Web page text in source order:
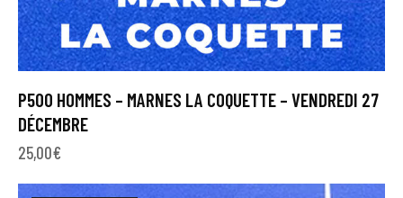
P500 HOMMES – MARNES LA COQUETTE – VENDREDI 27
DÉCEMBRE
25,00€